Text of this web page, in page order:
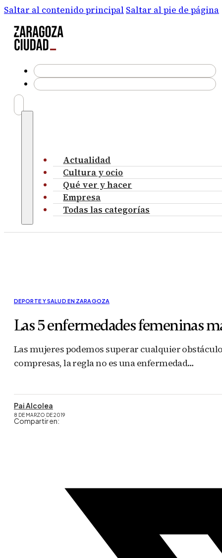
Saltar al contenido principal Saltar al pie de página
Actualidad
Cultura y ocio
Qué ver y hacer
Empresa
Todas las categorías
DEPORTE Y SALUD EN ZARAGOZA
Las 5 enfermedades femeninas
Las mujeres podemos superar cualquier
compresas, la regla no es una enfermedad…
Pai Alcolea
8 DE MARZO DE 2019
Compartir en: